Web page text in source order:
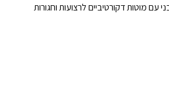
מוטות דקורטיביים לרצועות וחגורות